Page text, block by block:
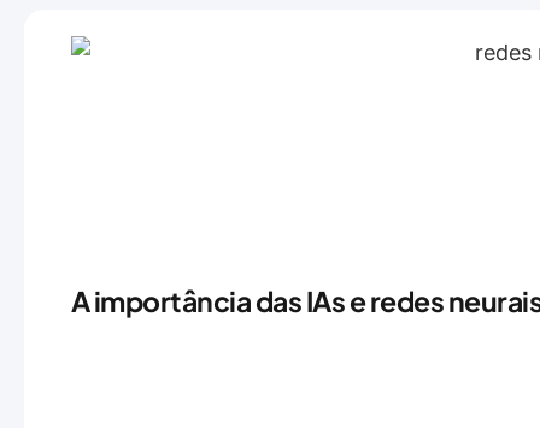
A importância das IAs e redes